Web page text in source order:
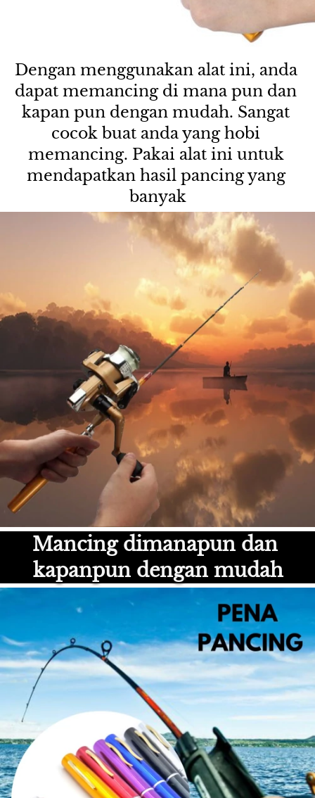
Dengan menggunakan alat ini, anda
dapat memancing di mana pun dan
kapan pun dengan mudah. Sangat
cocok buat anda yang hobi
memancing. Pakai alat ini untuk
mendapatkan hasil pancing yang
banyak
Mancing dimanapun dan
kapanpun dengan mudah